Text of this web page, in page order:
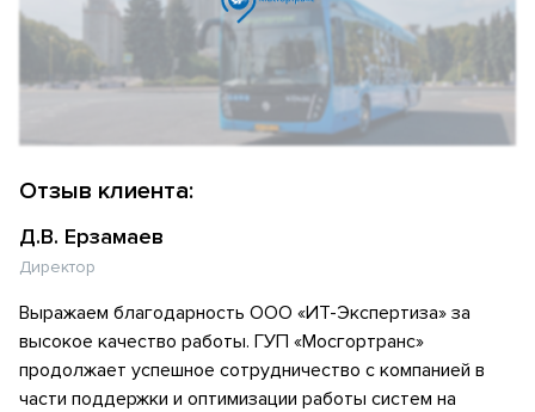
Отзыв клиента:
Д.В. Ерзамаев
Директор
Выражаем благодарность ООО «ИТ-Экспертиза» за
высокое качество работы. ГУП «Мосгортранс»
продолжает успешное сотрудничество с компанией в
части поддержки и оптимизации работы систем на